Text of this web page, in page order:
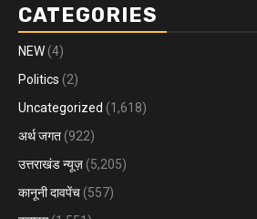
CATEGORIES
NEW (4)
Politics (2)
Uncategorized (1,618)
अर्थ जगत (922)
उत्तराखंड न्यूज़ (5,205)
कानूनी दावपेंच (557)